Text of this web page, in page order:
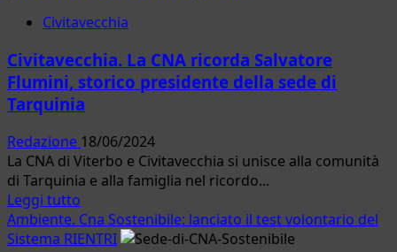
Civitavecchia.
Lupidi:
nuovo
segretario
impegno
per
il
futuro
delle
imprese
Civitavecchia
Civitavecchia. La CNA ricorda Salvatore
Flumini, storico presidente della sede di
Tarquinia
Redazione 18/06/2024
La CNA di Viterbo e Civitavecchia si unisce alla comunità
di Tarquinia e alla famiglia nel ricordo...
Leggi tutto
di
più
Ambiente. Cna Sostenibile: lanciato il test volontario del
Sistema RIENTRI